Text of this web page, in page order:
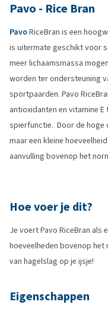
Pavo - Rice Bran
PavoRiceBran is een
is uitermate geschikt voor
meer lichaamsmassa
worden ter ondersteuning
sportpaarden. Pavo
antioxidanten en vitamine
spierfunctie. Door de hoge
maar een kleine
aanvulling bovenop het
Hoe voer je dit?
Je voert Pavo RiceBran als
hoeveelheden bovenop
van hagelslag op je ijsje!
Eigenschappen